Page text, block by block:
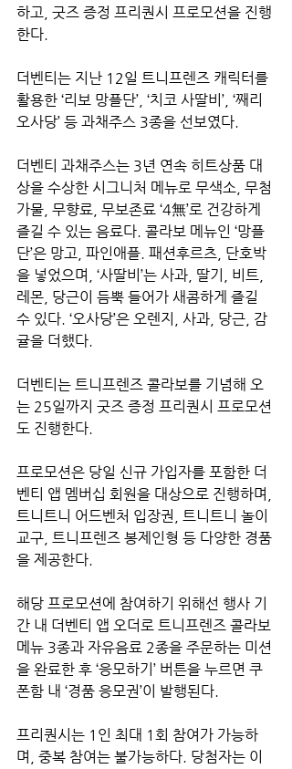
하고, 굿즈 증정 프리퀀시 프로모션을 진행
한다.
더벤티는 지난 12일 트니프렌즈 캐릭터를
활용한 ‘리보 망플단’, ‘치코 사딸비’, ‘째리
오사당’ 등 과채주스 3종을 선보였다.
더벤티 과채주스는 3년 연속 히트상품 대
상을 수상한 시그니처 메뉴로 무색소, 무첨
가물, 무향료, 무보존료 ‘4無’로 건강하게
즐길 수 있는 음료다. 콜라보 메뉴인 ‘망플
단’은 망고, 파인애플. 패션후르츠, 단호박
을 넣었으며, ‘사딸비’는 사과, 딸기, 비트,
레몬, 당근이 듬뿍 들어가 새콤하게 즐길
수 있다. ‘오사당’은 오렌지, 사과, 당근, 감
귤을 더했다.
더벤티는 트니프렌즈 콜라보를 기념해 오
는 25일까지 굿즈 증정 프리퀀시 프로모션
도 진행한다.
프로모션은 당일 신규 가입자를 포함한 더
벤티 앱 멤버십 회원을 대상으로 진행하며,
트니트니 어드벤처 입장권, 트니트니 놀이
교구, 트니프렌즈 봉제인형 등 다양한 경품
을 제공한다.
해당 프로모션에 참여하기 위해선 행사 기
간 내 더벤티 앱 오더로 트니프렌즈 콜라보
메뉴 3종과 자유음료 2종을 주문하는 미션
을 완료한 후 ‘응모하기’ 버튼을 누르면 쿠
폰함 내 ‘경품 응모권’이 발행된다.
프리퀀시는 1인 최대 1회 참여가 가능하
며, 중복 참여는 불가능하다. 당첨자는 이